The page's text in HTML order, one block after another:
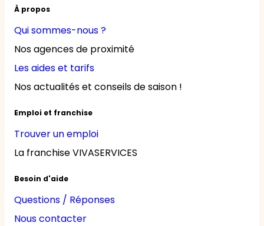
À propos
Qui sommes-nous ?
Nos agences de proximité
Les aides et tarifs
Nos actualités et conseils de saison !
Emploi et franchise
Trouver un emploi
La franchise VIVASERVICES
Besoin d'aide
Questions / Réponses
Nous contacter